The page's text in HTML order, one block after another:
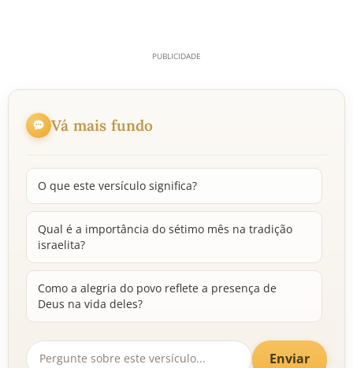
Vá mais fundo
O que este versículo significa?
Qual é a importância do sétimo mês na tradição
israelita?
Como a alegria do povo reflete a presença de
Deus na vida deles?
Enviar